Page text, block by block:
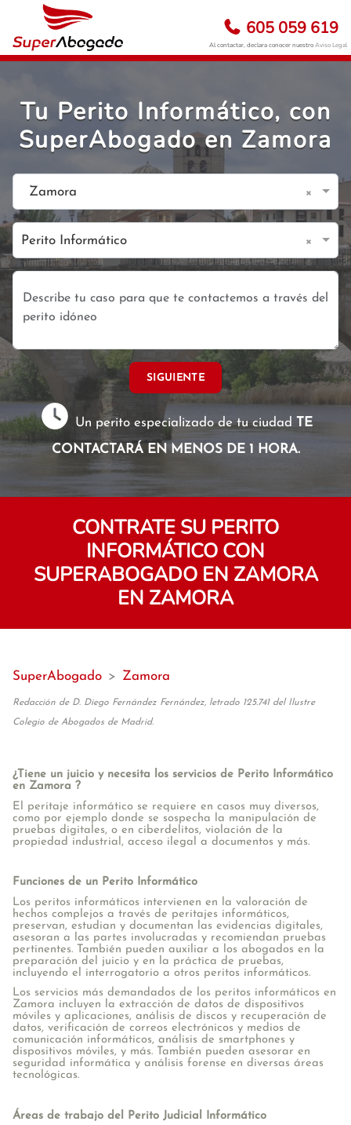
605 059 619
Al contactar, declara conocer nuestroAviso Legal
Tu Perito Informático, con
SuperAbogado en Zamora
Zamora ×
Perito Informático ×
SIGUIENTE
Un perito especializado de tu ciudad TE
CONTACTARÁ EN MENOS DE 1 HORA.
CONTRATE SU PERITO
INFORMÁTICO CON
SUPERABOGADO EN ZAMORA
EN ZAMORA
SuperAbogado > Zamora
Redacción de D. Diego Fernández Fernández, letrado 125.741 del Ilustre
Colegio de Abogados de Madrid.
¿Tiene un juicio y necesita los servicios de Perito Informático
en Zamora ?
El peritaje informático se requiere en casos muy diversos,
como por ejemplo donde se sospecha la manipulación de
pruebas digitales, o en ciberdelitos, violación de la
propiedad industrial, acceso ilegal a documentos y más.
Funciones de un Perito Informático
Los peritos informáticos intervienen en la valoración de
hechos complejos a través de peritajes informáticos,
preservan, estudian y documentan las evidencias digitales,
asesoran a las partes involucradas y recomiendan pruebas
pertinentes. También pueden auxiliar a los abogados en la
preparación del juicio y en la práctica de pruebas,
incluyendo el interrogatorio a otros peritos informáticos.
Los servicios más demandados de los peritos informáticos en
Zamora incluyen la extracción de datos de dispositivos
móviles y aplicaciones, análisis de discos y recuperación de
datos, verificación de correos electrónicos y medios de
comunicación informáticos, análisis de smartphones y
dispositivos móviles, y más. También pueden asesorar en
seguridad informática y análisis forense en diversas áreas
tecnológicas.
Áreas de trabajo del Perito Judicial Informático